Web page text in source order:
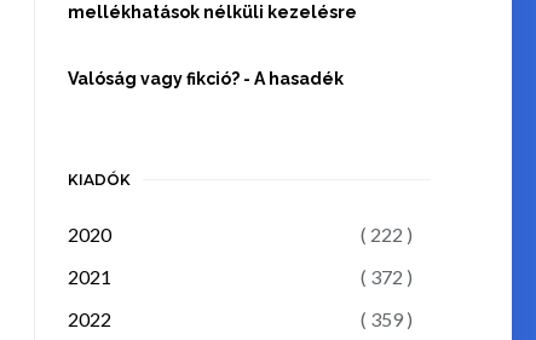
mellékhatások nélküli kezelésre
Valóság vagy fikció? - A hasadék
KIADÓK
2020
( 222 )
2021
( 372 )
2022
( 359 )